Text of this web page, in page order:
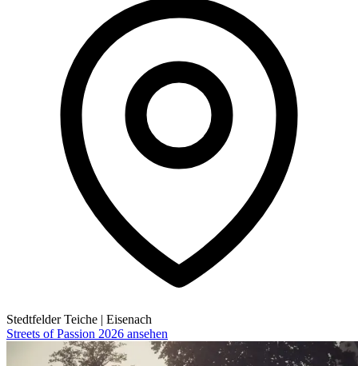
Stedtfelder Teiche | Eisenach
Streets of Passion 2026 ansehen